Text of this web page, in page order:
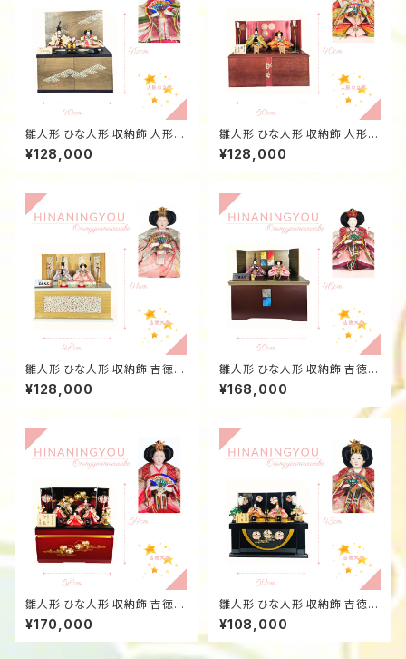
雛人形 ひな人形 収納飾 人形の
久月 親王飾り 墨色前引戸 S37
228w15
¥128,000
雛人形 ひな人形 収納飾 人形の
久月 親王飾り ワインレッドマッ
ト 三曲屏風 S37241w15
¥128,000
雛人形 ひな人形 収納飾 吉徳大
光 親王飾り 白木唐草金彩四曲
屏風 60544315
¥128,000
雛人形 ひな人形 収納飾 吉徳大
光 親王飾り 金銀砂子 ブラウン
60543015
¥168,000
雛人形 ひな人形 収納飾 吉徳大
光 五人飾り 朱塗り桜雪輪金彩
60683015
¥170,000
雛人形 ひな人形 収納飾 吉徳大
光 親王飾り 黒塗四曲屏風 柳 6
0584915
¥108,000